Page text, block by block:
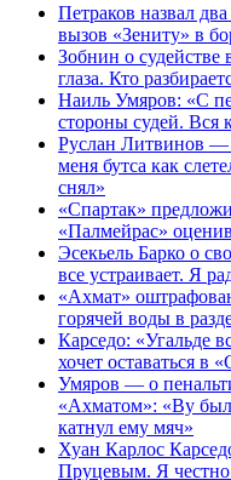
Петраков назвал
вызов «Зениту» в
Зобнин о судействе
глаза. Кто
Наиль Умяров: «С
стороны судей. Вся
Руслан Литвинов —
меня бутса как
снял»
«Спартак»
«Палмейрас»
Эсекьель Барко о
все устраивает. Я
«Ахмат»
горячей воды в
Карседо: «Угальде
хочет оставаться в
Умяров — о
«Ахматом»: «Ву
катнул ему мяч»
Хуан Карлос
Пруцевым. Я честно